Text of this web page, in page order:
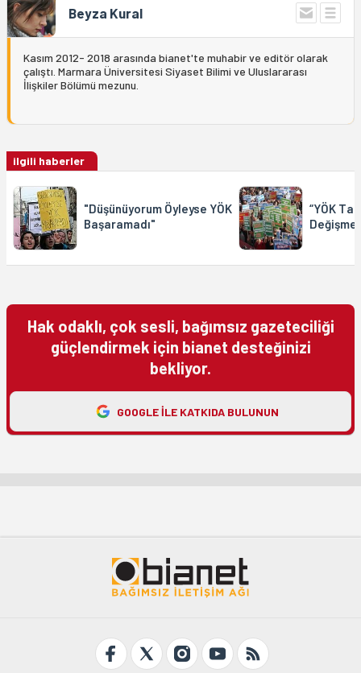
Beyza Kural
Kasım 2012- 2018 arasında bianet'te muhabir ve editör olarak
çalıştı. Marmara Üniversitesi Siyaset Bilimi ve Uluslararası
İlişkiler Bölümü mezunu.
ilgili haberler
"Düşünüyorum Öyleyse YÖK
Başaramadı"
“YÖK
Hak odaklı, çok sesli, bağımsız gazeteciliği
güçlendirmek için bianet desteğinizi
bekliyor.
GOOGLE ILE KATKIDA BULUNUN